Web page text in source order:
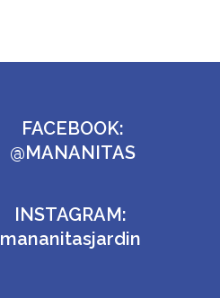
FACEBOOK:
@MANANITAS
INSTAGRAM:
mananitasjardin